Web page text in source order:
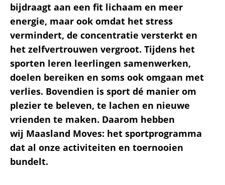
bijdraagt aan een fit lichaam en meer
energie, maar ook omdat het stress
vermindert, de concentratie versterkt en
het zelfvertrouwen vergroot. Tijdens het
sporten leren leerlingen samenwerken,
doelen bereiken en soms ook omgaan met
verlies. Bovendien is sport dé manier om
plezier te beleven, te lachen en nieuwe
vrienden te maken. Daarom hebben
wij Maasland Moves: het sportprogramma
dat al onze activiteiten en toernooien
bundelt.